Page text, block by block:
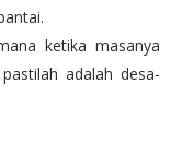
ketika masanya
adalah desa-